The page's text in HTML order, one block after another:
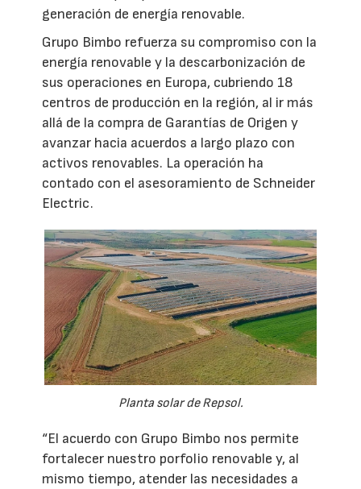
generación de energía renovable.
Grupo Bimbo refuerza su compromiso con la
energía renovable y la descarbonización de
sus operaciones en Europa, cubriendo 18
centros de producción en la región, al ir más
allá de la compra de Garantías de Origen y
avanzar hacia acuerdos a largo plazo con
activos renovables. La operación ha
contado con el asesoramiento de Schneider
Electric.
Planta solar de Repsol.
“El acuerdo con Grupo Bimbo nos permite
fortalecer nuestro porfolio renovable y, al
mismo tiempo, atender las necesidades a